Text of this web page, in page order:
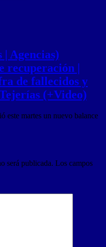
| Agencias)
recuperación |
de fallecidos y
(+Video)
este martes un nuevo balance
será publicada. Los campos